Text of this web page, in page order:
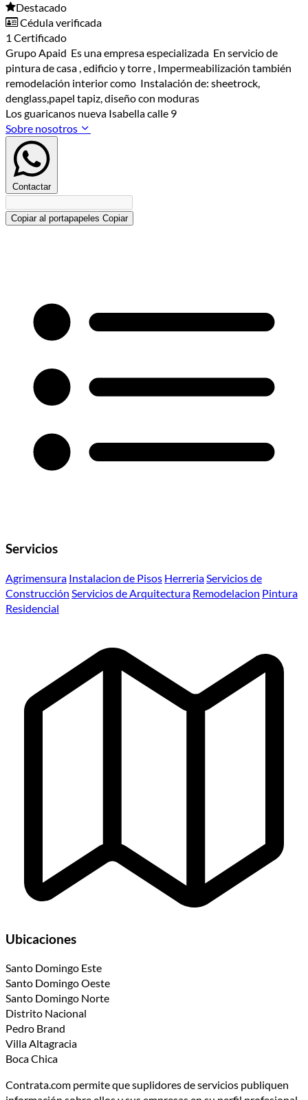
Destacado
Cédula verificada
1 Certificado
Grupo Apaid Es una empresa especializada En servicio de
pintura de casa , edificio y torre , Impermeabilización también
remodelación interior como Instalación de: sheetrock,
denglass,papel tapiz, diseño con moduras
Los guaricanos nueva Isabella calle 9
Sobre nosotros
Contactar
Copiar al portapapeles Copiar
Servicios
Agrimensura Instalacion de Pisos HerreriaServicios de
Construcción Servicios de Arquitectura Remodelacion Pintura
Residencial
Ubicaciones
Santo Domingo Este
Santo Domingo Oeste
Santo Domingo Norte
Distrito Nacional
Pedro Brand
Villa Altagracia
Boca Chica
Contrata.com permite que suplidores de servicios publiquen